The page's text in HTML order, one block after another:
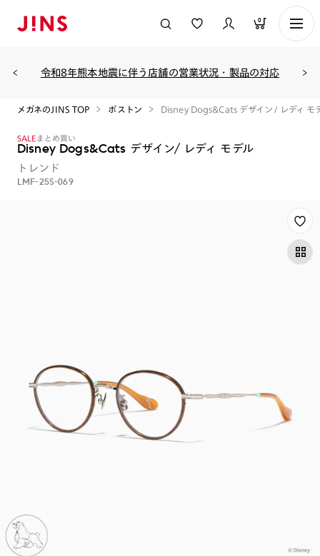
0
令和8年熊本地震に伴う店舗の営業状況・製品の対応
メガネのJINS TOP ボストン Disney Dogs&Cats デザイン/ レディ モ
SALE まとめ買い
Disney Dogs&Cats デザイン/ レディ モデル
トレンド
LMF-25S-069